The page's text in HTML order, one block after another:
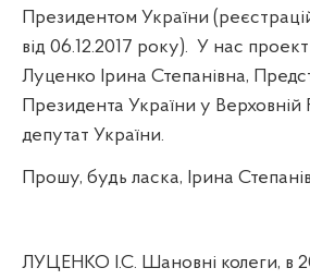
Президентом України
від 06.12.2017 року). У нас проект
Луценко Ірина Степанівна,
Президента України у Верховній
депутат України.
Прошу, будь ласка, Ірина
ЛУЦЕНКО І.С. Шановні колеги, в